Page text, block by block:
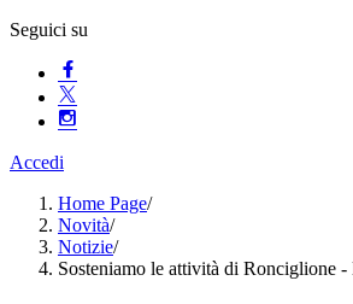
Seguici su
Accedi
Home Page/
Novità/
Notizie/
Sosteniamo le attività di Ronciglione -